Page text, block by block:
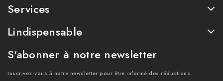
Services
Lindispensable
S'abonner à notre newsletter
Inscrivez-vous à notre newsletter pour être informé des réductions